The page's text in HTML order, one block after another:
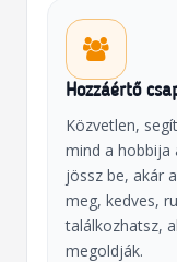
Hozzáértő
Közvetlen,
mind a hobbija
jössz be, akár
meg, kedves,
találkozhatsz,
megoldják.